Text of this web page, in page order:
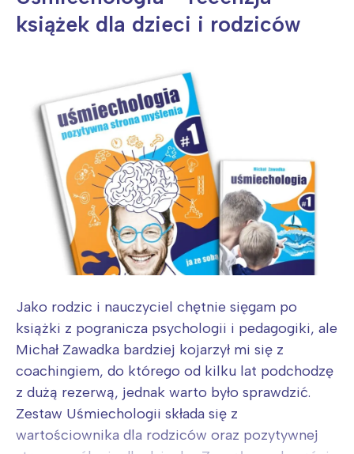
książek dla dzieci i rodziców
Jako rodzic i nauczyciel chętnie sięgam po
książki z pogranicza psychologii i pedagogiki, ale
Michał Zawadka bardziej kojarzył mi się z
coachingiem, do którego od kilku lat podchodzę
z dużą rezerwą, jednak warto było sprawdzić.
Zestaw Uśmiechologii składa się z
wartościownika dla rodziców oraz pozytywnej